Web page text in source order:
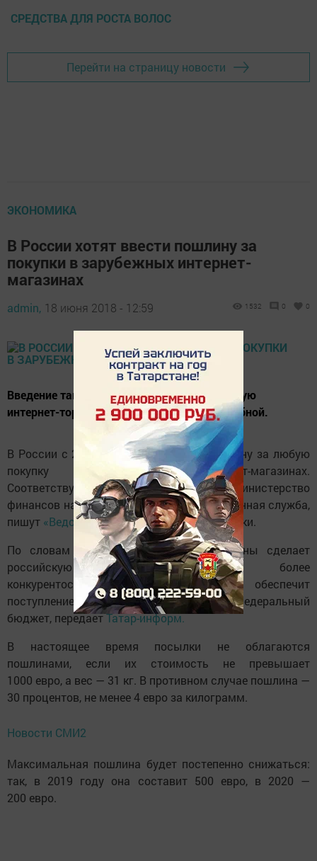
СРЕДСТВА ДЛЯ РОСТА ВОЛОС
Перейти на страницу новости
ЭКОНОМИКА
В России хотят ввести пошлину за
покупки в зарубежных интернет-
магазинах
admin, 18 июня 2018 - 12:59 1532 0 0
Введение такой пошлины сделает российскую
интернет-торговлю более конкурентоспособной.
В России с 2020 года могут ввести пошлину за любую
покупку в зарубежных интернет-магазинах.
Соответствующее предложение в Министерство
финансов направила Федеральная таможенная служба,
пишут «Ведомости»со ссылкой на источники.
По словам источников, введение пошлины сделает
российскую интернет-торговлю более
конкурентоспособной. Кроме того, это обеспечит
поступление 25 млрд рублей в год в федеральный
бюджет, передаетТатар-информ.
В настоящее время посылки не облагаются
пошлинами, если их стоимость не превышает
1000 евро, а вес — 31 кг. В противном случае пошлина —
30 процентов, не менее 4 евро за килограмм.
Новости СМИ2
Максимальная пошлина будет постепенно снижаться:
так, в 2019 году она составит 500 евро, в 2020 —
200 евро.